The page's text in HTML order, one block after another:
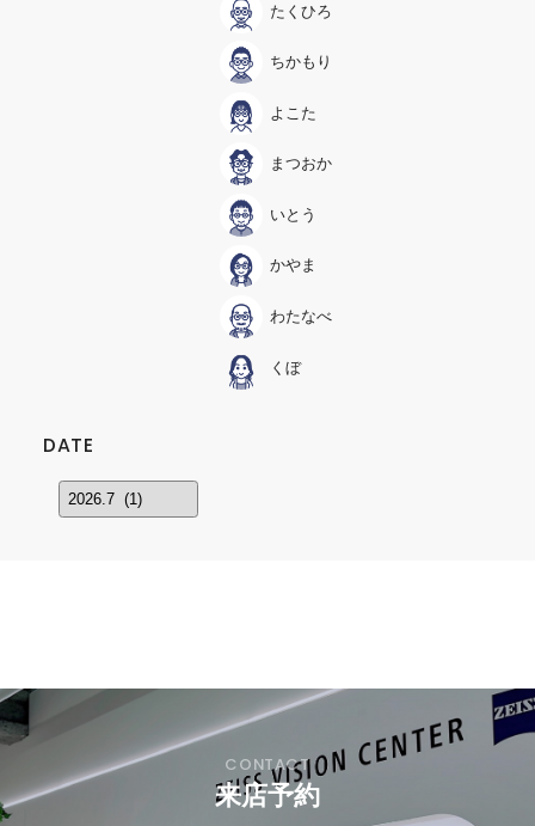
たくひろ
ちかもり
よこた
まつおか
いとう
かやま
わたなべ
くぼ
DATE
来店予約